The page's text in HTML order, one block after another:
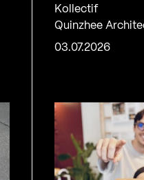
Kollectif
Quinzhee
03.07.2026